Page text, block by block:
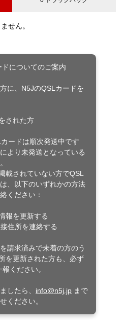
せん。
についてのご案内
に、N5JのQSLカードを
された方
ードは順次発送中です
より未発送となっている
載されていない方でQSL
、以下のいずれかの方法
ください：
報を更新する
住所を連絡する
請求済みで未着の方のう
を更新された方も、必ず
報ください。
したら、 info@n5j.jp まで
ください。